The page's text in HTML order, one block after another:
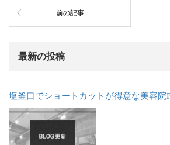
前の記事
最新の投稿
塩釜口でショートカットが得意な美容院